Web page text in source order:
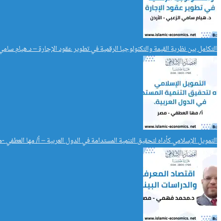
التكامل بين نظرية القيمة والتكنولوجيا الرقمية في تطوير عقود الإجارة – د.هيام
التمويل الإسلامي كأداه لتحقيق التنمية المستدامة في الدول العربية – أ/ مها